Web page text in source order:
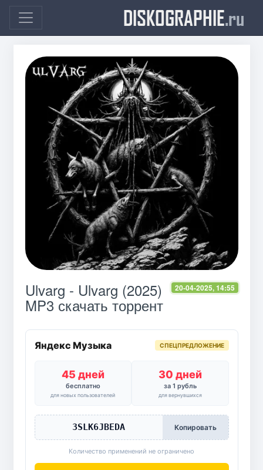
DISKOGRAPHIE.ru
20-04-2025, 14:55
Ulvarg - Ulvarg (2025)
MP3 скачать торрент
Яндекс Музыка СПЕЦПРЕДЛОЖЕНИЕ
45 дней
бесплатно
для новых пользователей
30 дней
за 1 рубль
для вернувшихся
3SLK6JBEDA Копировать
Количество применений не ограничено